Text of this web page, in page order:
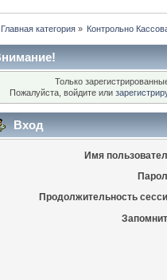
Главная категория » Контрольно
Только
Пожалуйста, войдите или
Вход
Имя
Продолжительность